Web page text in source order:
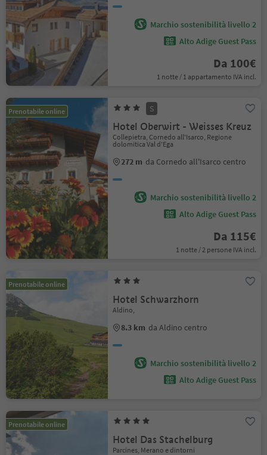
Marchio sostenibilità livello 2
Alto Adige Guest Pass
Da 100€
1 notte / 1 appartamento IVA incl.
Prenotabile online S
Hotel Oberwirt - Weisses Kreuz
Collepietra, Cornedo all'Isarco, Regione
dolomitica Val d'Ega
272 m da Cornedo all'Isarco centro
Marchio sostenibilità livello 2
Alto Adige Guest Pass
Da 115€
1 notte / 2 persone IVA incl.
Prenotabile online
Hotel Schwarzhorn
Aldino,
8.3 km da Aldino centro
Marchio sostenibilità livello 2
Alto Adige Guest Pass
Prenotabile online
Hotel Das Stachelburg
Parcines, Merano e dintorni